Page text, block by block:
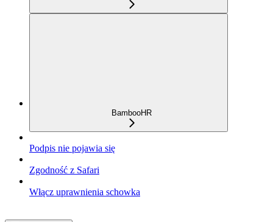
BambooHR
Podpis nie pojawia się
Zgodność z Safari
Włącz uprawnienia schowka